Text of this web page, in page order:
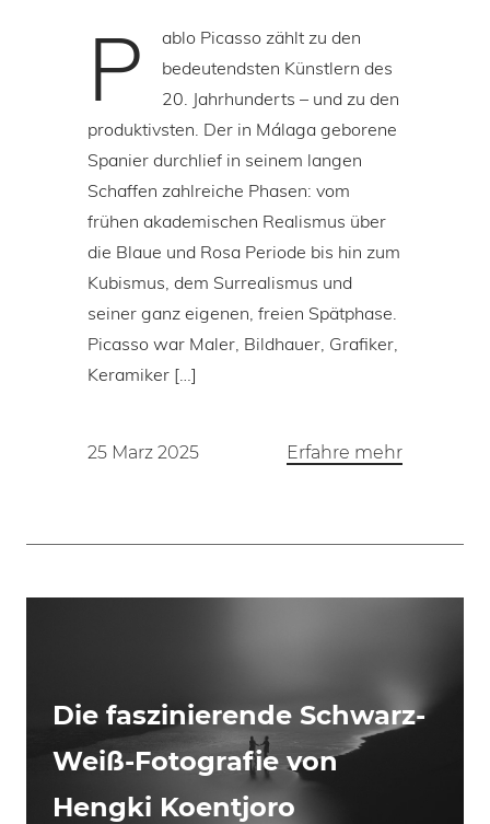
P
ablo Picasso zählt zu den
bedeutendsten Künstlern des
20. Jahrhunderts – und zu den
produktivsten. Der in Málaga geborene
Spanier durchlief in seinem langen
Schaffen zahlreiche Phasen: vom
frühen akademischen Realismus über
die Blaue und Rosa Periode bis hin zum
Kubismus, dem Surrealismus und
seiner ganz eigenen, freien Spätphase.
Picasso war Maler, Bildhauer, Grafiker,
Keramiker […]
25 Marz 2025 Erfahre mehr
Die faszinierende Schwarz-
Weiß-Fotografie von
Hengki Koentjoro